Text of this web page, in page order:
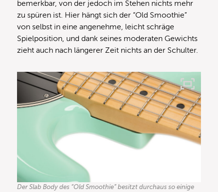
bemerkbar, von der jedoch im Stehen nichts mehr
zu spüren ist. Hier hängt sich der “Old Smoothie”
von selbst in eine angenehme, leicht schräge
Spielposition, und dank seines moderaten Gewichts
zieht auch nach längerer Zeit nichts an der Schulter.
Der Slab Body des “Old Smoothie” besitzt durchaus so einige